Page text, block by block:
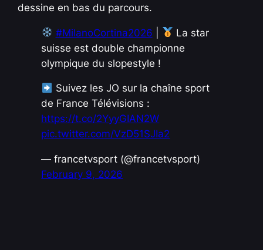
dessine en bas du parcours.
#MilanoCortina2026
La star
suisse est double championne
olympique du slopestyle !
Suivez les JO sur la chaîne sport
de France Télévisions :
https://t.co/2YyyGIAN2W
pic.twitter.com/VzD51SJIa2
— francetvsport (@francetvsport)
February 9, 2026